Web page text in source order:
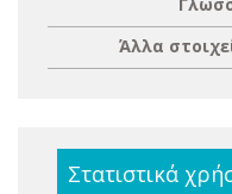
Άλλα
Στατιστικά